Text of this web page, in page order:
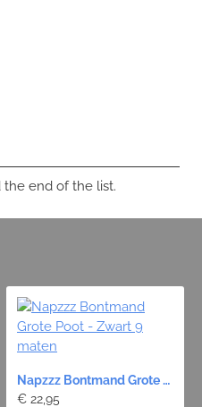
the end of the list.
Napzzz Bontmand Grote Poot - Zwart 9 maten
€ 22,95